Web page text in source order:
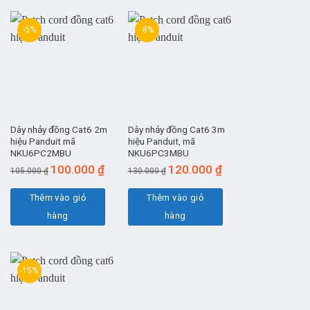
-5%
Dây nhảy đồng Cat6 2m
hiệu Panduit mã
NKU6PC2MBU
105.000₫ Giá
là:
105.000 ₫.
100.000 ₫Giá
100.000 ₫.
Thêm vào giỏ
hàng
-8%
Dây nhảy đồng Cat6 3m
hiệu Panduit, mã
NKU6PC3MBU
130.000₫ Giá
là:
130.000 ₫.
120.000 ₫Giá
120.000 ₫.
Thêm vào giỏ
hàng
-15%